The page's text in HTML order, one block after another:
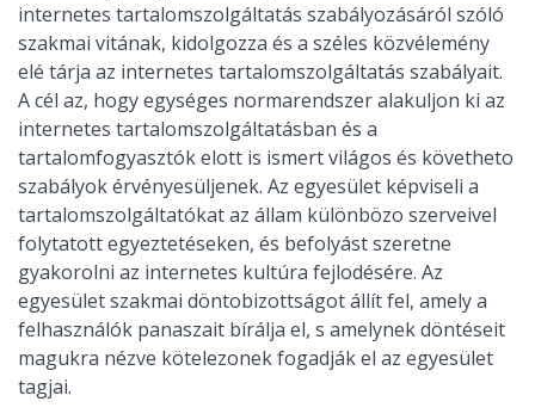
internetes tartalomszolgáltatás szabályozásáról szóló
szakmai vitának, kidolgozza és a széles közvélemény
elé tárja az internetes tartalomszolgáltatás szabályait.
A cél az, hogy egységes normarendszer alakuljon ki az
internetes tartalomszolgáltatásban és a
tartalomfogyasztók elott is ismert világos és követheto
szabályok érvényesüljenek. Az egyesület képviseli a
tartalomszolgáltatókat az állam különbözo szerveivel
folytatott egyeztetéseken, és befolyást szeretne
gyakorolni az internetes kultúra fejlodésére. Az
egyesület szakmai döntobizottságot állít fel, amely a
felhasználók panaszait bírálja el, s amelynek döntéseit
magukra nézve kötelezonek fogadják el az egyesület
tagjai.